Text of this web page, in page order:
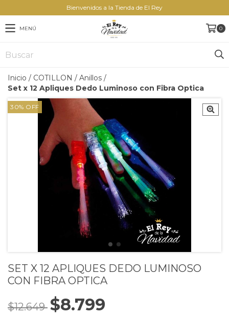
Bienvenidos a la Tienda de El Rey
MENÚ 0
Inicio / COTILLON / Anillos /
Set x 12 Apliques Dedo Luminoso con Fibra Optica
30% OFF
SET X 12 APLIQUES DEDO LUMINOSO
CON FIBRA OPTICA
$12.649 $8.799